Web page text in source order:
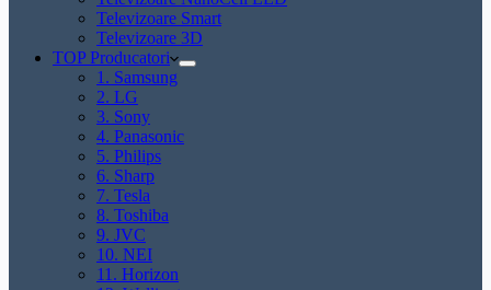
Televizoare Smart
Televizoare 3D
TOP Producatori
1. Samsung
2. LG
3. Sony
4. Panasonic
5. Philips
6. Sharp
7. Tesla
8. Toshiba
9. JVC
10. NEI
11. Horizon